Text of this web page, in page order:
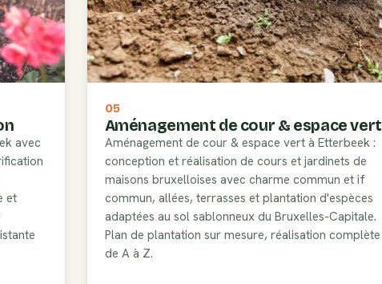
avec
et
05
Aménagement de cour & espace vert
Aménagement de cour & espace vert à Etterbeek :
conception et réalisation de cours et jardinets de
maisons bruxelloises avec charme commun et if
commun, allées, terrasses et plantation d'espèces
adaptées au sol sablonneux du Bruxelles-Capitale.
Plan de plantation sur mesure, réalisation complète
de A à Z.